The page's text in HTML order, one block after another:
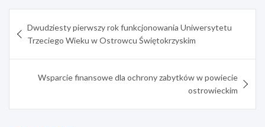
wpisu
Dwudziesty pierwszy rok funkcjonowania Uniwersytetu
Trzeciego Wieku w Ostrowcu Świętokrzyskim
Wsparcie finansowe dla ochrony zabytków w powiecie
ostrowieckim